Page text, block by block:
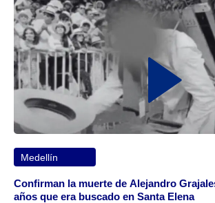
Medellín
Confirman la muerte de Alejandro
años que era buscado en Santa Elena